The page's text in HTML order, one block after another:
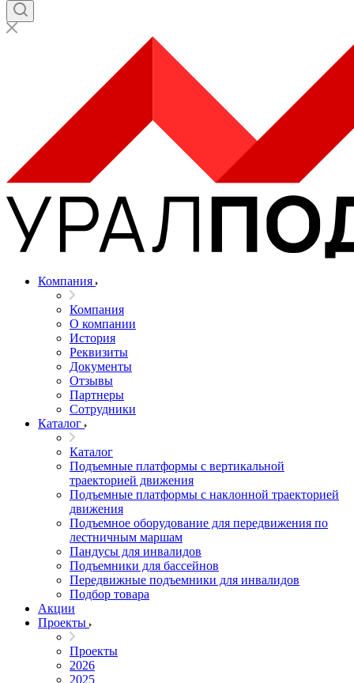
Компания
Компания
О компании
История
Реквизиты
Документы
Отзывы
Партнеры
Сотрудники
Каталог
Каталог
Подъемные платформы с вертикальной
траекторией движения
Подъемные платформы с наклонной траекторией
движения
Подъемное оборудование для передвижения по
лестничным маршам
Пандусы для инвалидов
Подъемники для бассейнов
Передвижные подъемники для инвалидов
Подбор товара
Акции
Проекты
Проекты
2026
2025